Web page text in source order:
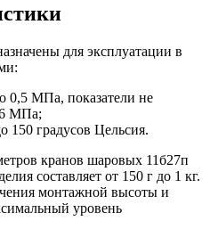
для эксплуатации в
0,5 МПа, показатели не
МПа;
150 градусов Цельсия.
кранов шаровых 11б27п
составляет от 150 г до 1 кг.
монтажной высоты и
уровень